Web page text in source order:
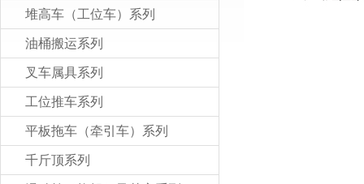
堆高车（工位车）系列
油桶搬运系列
叉车属具系列
工位推车系列
平板拖车（牵引车）系列
千斤顶系列